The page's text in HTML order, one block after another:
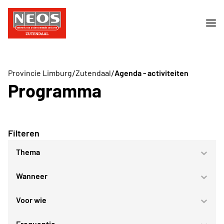
Provincie Limburg/Zutendaal/Agenda - activiteiten
Programma
Filteren
Thema
Sport- en bewegingsactiviteiten
Culturele evenementen
Wanneer
Voor wie